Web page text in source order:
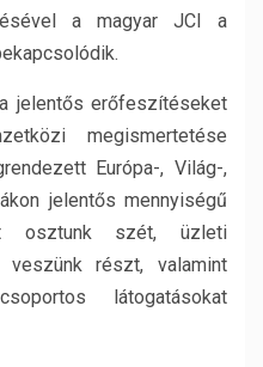
a magyar JCI a
jelentős erőfeszítéseket
megismertetése
Európa-, Világ-,
jelentős mennyiségű
osztunk szét, üzleti
veszünk részt, valamint
látogatásokat